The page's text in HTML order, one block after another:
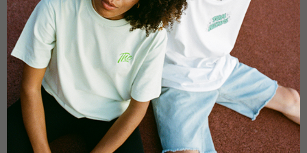
5,0
Basato su 1 recensioni